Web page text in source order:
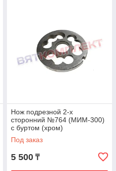
Нож подрезной 2-х
сторонний №764 (МИМ-300)
с буртом (хром)
Под заказ
5 500 ₸